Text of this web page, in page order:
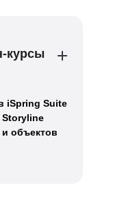
курсы
iSpring Suite
объектов